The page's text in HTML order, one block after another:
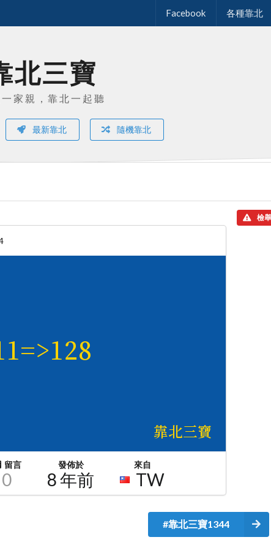
Facebook 各種靠北
北三寶
一家親，靠北一起聽
最新靠北 隨機靠北
檢舉
留言
0
發佈於
8 年前
來自
TW
#靠北三寶1344